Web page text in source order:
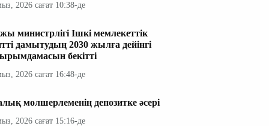
2026 сағат 10:38-де
министрлігі Ішкі мемлекеттік
дамытудың 2030 жылға дейінгі
бекітті
2026 сағат 16:48-де
мөлшерлеменің депозитке әсері
2026 сағат 15:16-де